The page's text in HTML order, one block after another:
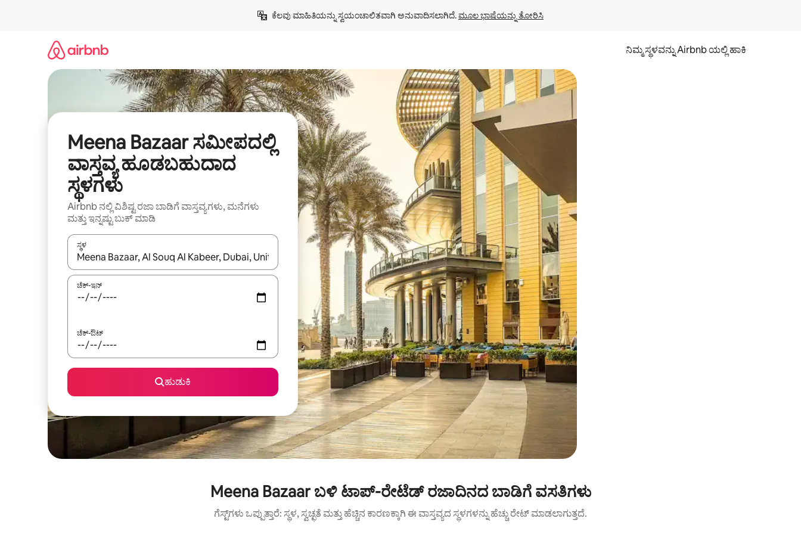
ಕೆಲವು ಮಾಹಿತಿಯನ್ನು ಸ್ವಯಂಚಾಲಿತವಾಗಿ ಅನುವಾದಿಸಲಾಗಿದೆ. ಮೂಲ ಭಾಷೆಯನ್ನು ತೋರಿಸಿ
ನಿಮ್ಮ ಸ್ಥಳವನ್ನು Airbnb ಯಲ್ಲಿ ಹಾಕಿ
Meena Bazaar ಸಮೀಪದಲ್ಲಿ
ವಾಸ್ತವ್ಯ ಹೂಡಬಹುದಾದ
ಸ್ಥಳಗಳು
Airbnb ನಲ್ಲಿ ವಿಶಿಷ್ಟ ರಜಾ ಬಾಡಿಗೆ ವಾಸ್ತವ್ಯಗಳು, ಮನೆಗಳು
ಮತ್ತು ಇನ್ನಷ್ಟು ಬುಕ್ ಮಾಡಿ
ಸ್ಥಳ
ಫಲಿತಾಂಶಗಳು ಲಭ್ಯವಿರುವಾಗ, ಅಪ್ ಮತ್ತು ಡೌನ್ ಬಾಣದ ಕೀಲಿಗಳೊಂದಿಗೆ ನ್ಯಾವಿಗೇಟ್ ಮಾಡಿ ಅಥವಾ ಸ್ಪರ್ಶ ಅಥವಾ ಸ್ವೈಪ್ ಗೆಸ್ಚರ್‌ಗಳ ಮೂಲಕ ಅನ್ವೇಷಿಸಿ.
ಚೆಕ್-ಇನ್
ಚೆಕ್-ಔಟ್
ಹುಡುಕಿ
Meena Bazaar ಬಳಿ ಟಾಪ್-ರೇಟೆಡ್ ರಜಾದಿನದ ಬಾಡಿಗೆ ವಸತಿಗಳು
ಗೆಸ್ಟ್‌ಗಳು ಒಪ್ಪುತ್ತಾರೆ: ಸ್ಥಳ, ಸ್ವಚ್ಛತೆ ಮತ್ತು ಹೆಚ್ಚಿನ ಕಾರಣಕ್ಕಾಗಿ ಈ ವಾಸ್ತವ್ಯದ ಸ್ಥಳಗಳನ್ನು ಹೆಚ್ಚು ರೇಟ್ ಮಾಡಲಾಗುತ್ತದೆ.